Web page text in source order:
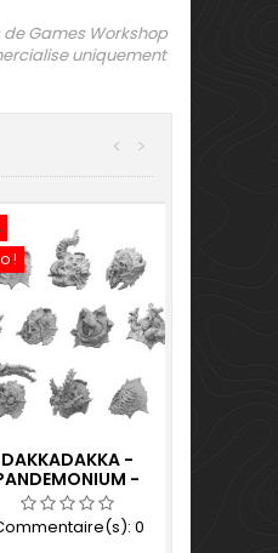
Games Workshop
uniquement
>
<
!
DAKKADAKKA -
-
1:48 03
0